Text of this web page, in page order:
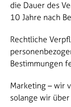
die Dauer des
10 Jahre nach
Rechtliche
Bestimmungen
Marketing – wir
solange wir